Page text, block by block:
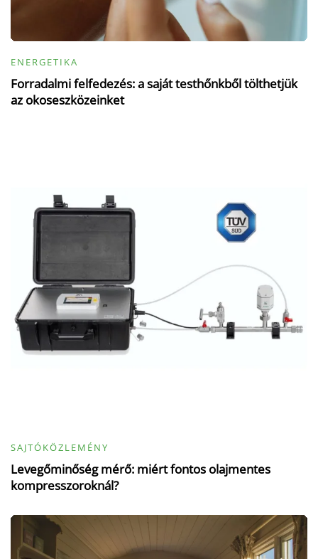
ENERGETIKA
Forradalmi felfedezés: a saját testhőnkből tölthetjük
az okoseszközeinket
SAJTÓKÖZLEMÉNY
Levegőminőség mérő: miért fontos olajmentes
kompresszoroknál?